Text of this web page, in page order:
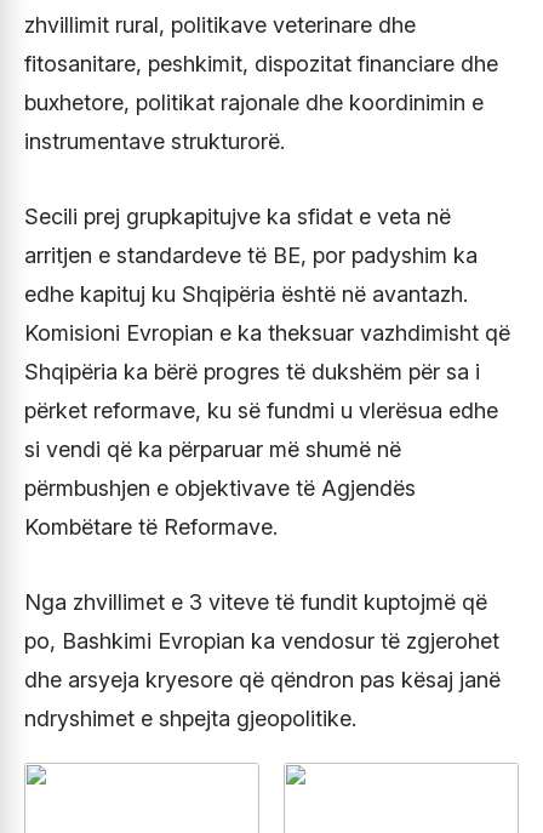
zhvillimit rural, politikave veterinare dhe
fitosanitare, peshkimit, dispozitat financiare dhe
buxhetore, politikat rajonale dhe koordinimin e
instrumentave strukturorë.
Secili prej grupkapitujve ka sfidat e veta në
arritjen e standardeve të BE, por padyshim ka
edhe kapituj ku Shqipëria është në avantazh.
Komisioni Evropian e ka theksuar vazhdimisht që
Shqipëria ka bërë progres të dukshëm për sa i
përket reformave, ku së fundmi u vlerësua edhe
si vendi që ka përparuar më shumë në
përmbushjen e objektivave të Agjendës
Kombëtare të Reformave.
Nga zhvillimet e 3 viteve të fundit kuptojmë që
po, Bashkimi Evropian ka vendosur të zgjerohet
dhe arsyeja kryesore që qëndron pas kësaj janë
ndryshimet e shpejta gjeopolitike.